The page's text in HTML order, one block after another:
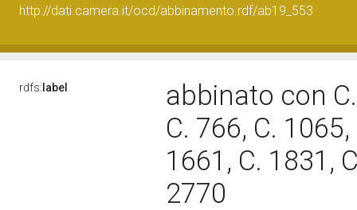
http://dati.camera.it/ocd/abbinamento.rdf/ab19_553
rdfs: label
abbinato con
C. 766, C.
1661, C. 1831,
2770